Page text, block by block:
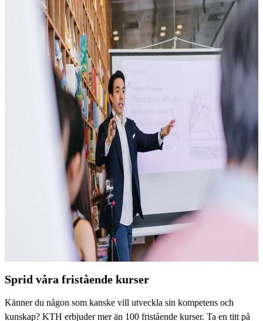
Sprid våra fristående kurser
Känner du någon som kanske vill utveckla sin kompetens och
kunskap? KTH erbjuder mer än 100 fristående kurser. Ta en titt på